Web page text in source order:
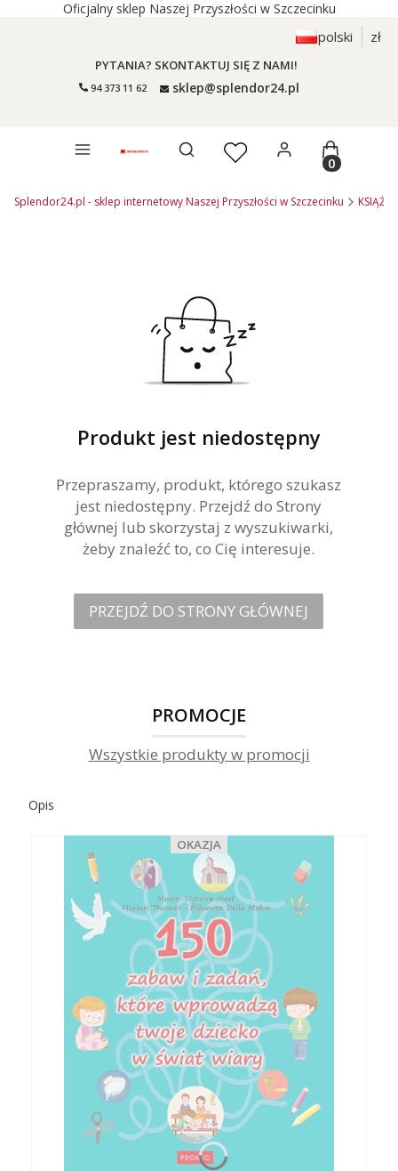
Oficjalny sklep Naszej Przyszłości w Szczecinku
polski zł
PYTANIA? SKONTAKTUJ SIĘ Z NAMI!
94 373 11 62 sklep@splendor24.pl
Otwórz wyszukiwarkęProdukty
Splendor24.pl - sklep internetowy Naszej Przyszłości w Szczecinku KSIĄŻKI
Produkt jest niedostępny
Przepraszamy, produkt, którego szukasz
jest niedostępny. Przejdź do Strony
głównej lub skorzystaj z wyszukiwarki,
żeby znaleźć to, co Cię interesuje.
PRZEJDŹ DO STRONY GŁÓWNEJ
PROMOCJE
Wszystkie produkty w promocji
Opis
OKAZJA